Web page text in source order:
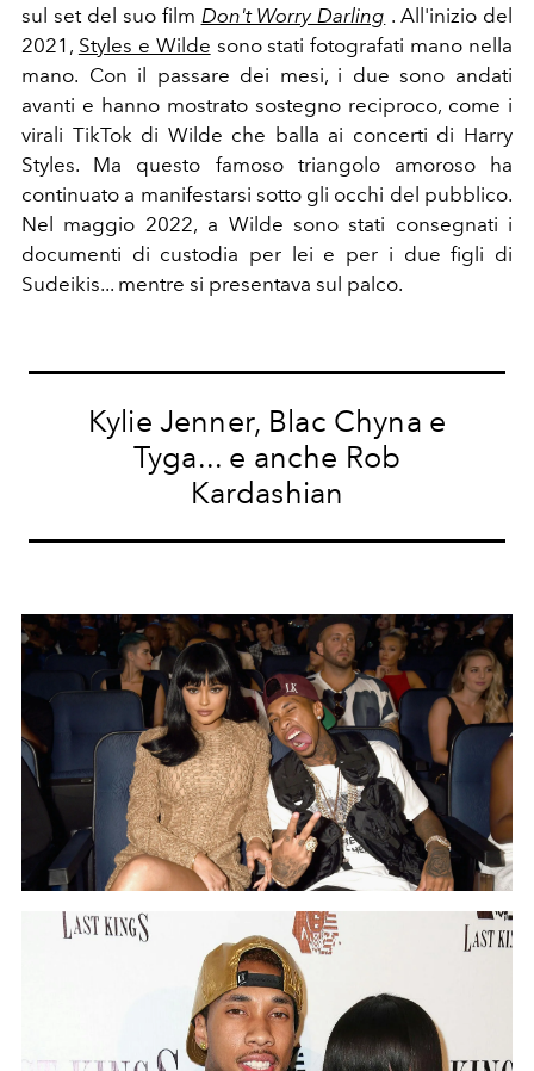
sul set del suo film Don't Worry Darling . All'inizio del
2021, Styles e Wilde sono stati fotografati mano nella
mano. Con il passare dei mesi, i due sono andati
avanti e hanno mostrato sostegno reciproco, come i
virali TikTok di Wilde che balla ai concerti di Harry
Styles. Ma questo famoso triangolo amoroso ha
continuato a manifestarsi sotto gli occhi del pubblico.
Nel maggio 2022, a Wilde sono stati consegnati i
documenti di custodia per lei e per i due figli di
Sudeikis... mentre si presentava sul palco.
Kylie Jenner, Blac Chyna e
Tyga... e anche Rob
Kardashian